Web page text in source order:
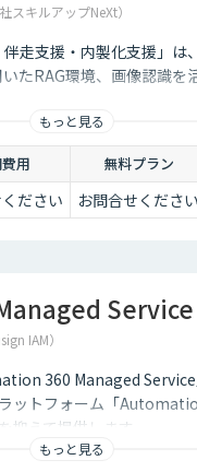
キルアップNeXt）
走支援・内製化支援」は
たRAG環境、画像認識を
もっと見る
用 無料プラン
ださい お問合せください
Service
IAM）
360 Managed
ットフォーム「
抑えて提供します。
もっと見る